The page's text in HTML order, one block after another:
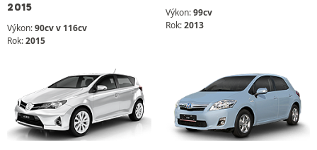
2015
Výkon:90cv v 116cv
Rok:2015
Výkon:99cv
Rok:2013